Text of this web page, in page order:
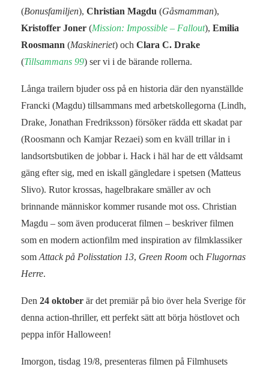
(Bonusfamiljen), Christian Magdu (Gåsmamman),
Kristoffer Joner (Mission: Impossible – Fallout), Emilia
Roosmann (Maskineriet) och Clara C. Drake
(Tillsammans 99) ser vi i de bärande rollerna.
Långa trailern bjuder oss på en historia där den nyanställde
Francki (Magdu) tillsammans med arbetskollegorna (Lindh,
Drake, Jonathan Fredriksson) försöker rädda ett skadat par
(Roosmann och Kamjar Rezaei) som en kväll trillar in i
landsortsbutiken de jobbar i. Hack i häl har de ett våldsamt
gäng efter sig, med en iskall gängledare i spetsen (Matteus
Slivo). Rutor krossas, hagelbrakare smäller av och
brinnande människor kommer rusande mot oss. Christian
Magdu – som även producerat filmen – beskriver filmen
som en modern actionfilm med inspiration av filmklassiker
som Attack på Polisstation 13, Green Room och Flugornas
Herre.
Den 24 oktober är det premiär på bio över hela Sverige för
denna action-thriller, ett perfekt sätt att börja höstlovet och
peppa inför Halloween!
Imorgon, tisdag 19/8, presenteras filmen på Filmhusets